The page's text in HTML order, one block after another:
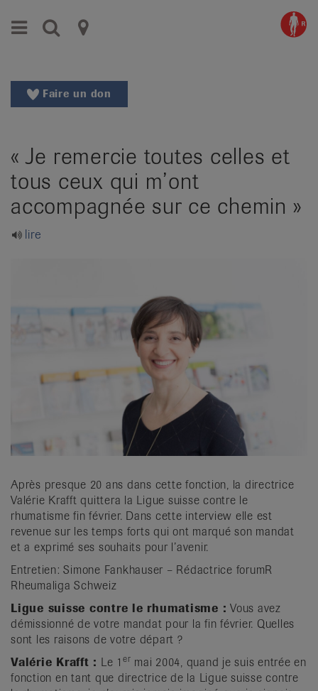
vers
au
Aller
Changer
région
Changer
langue:
Faire un don
« Je remercie toutes celles et
tous ceux qui m’ont
accompagnée sur ce chemin »
lire
Après presque 20 ans dans cette fonction, la directrice
Valérie Krafft quittera la Ligue suisse contre le
rhumatisme fin février. Dans cette interview elle est
revenue sur les temps forts qui ont marqué son mandat
et a exprimé ses souhaits pour l’avenir.
Entretien: Simone Fankhauser – Rédactrice forumR
Rheumaliga Schweiz
Ligue suisse contre le rhumatisme : Vous avez
démissionné de votre mandat pour la fin février. Quelles
sont les raisons de votre départ ?
Valérie Krafft : Le 1 er mai 2004, quand je suis entrée en
fonction en tant que directrice de la Ligue suisse contre
Menu Recherche
Ligues
contre
le
|
Organisations
nationales